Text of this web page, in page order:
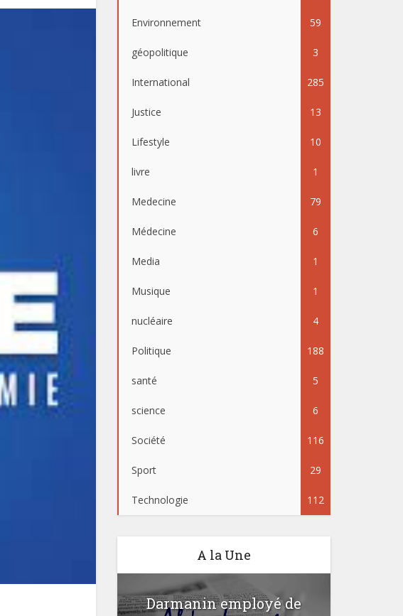
Environnement 59
géopolitique 3
International 285
Justice 13
Lifestyle 10
livre 1
Medecine 79
Médecine 6
Media 1
Musique 1
nucléaire 4
Politique 188
santé 5
science 6
Société 116
Sport 29
Technologie 112
A la Une
Darmanin employé de